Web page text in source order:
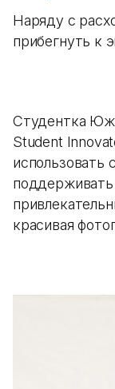
Наряду с
прибегнуть к
Студентка
Student
использовать
красивая